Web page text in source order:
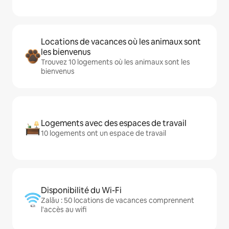
Locations de vacances où les animaux sont
les bienvenus
Trouvez 10 logements où les animaux sont les
bienvenus
Logements avec des espaces de travail
10 logements ont un espace de travail
Disponibilité du Wi-Fi
Zalău : 50 locations de vacances comprennent
l'accès au wifi